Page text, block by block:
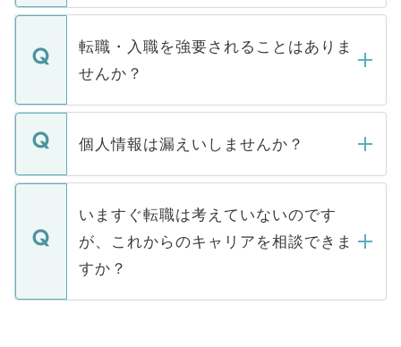
ます。通常、5営業日以内にはご連絡をせて
いただきますので、しばらくお待ちくださ
マイナビDOCTORで取り扱っている求人の
うち約3割は、Webサイトからご覧いただ
けない「非公開求人」です。非公開求人は
下記の理由によって、一般には公開してい
ません。
■応募殺到を避けるため 人気のある医療機
関を公にしてしまうと、応募が殺到する場
に、医療機関が求める条件に合った人材の
みを人材紹介会社に依頼するケースが増え
ています。
転職・入職を強要されることはありま
せんか？
転職・入職を強要することは一切ありませ
ん。また、仮に応募先から内定をいただい
定を承諾する必要はありません。内定先へ
の辞退の連絡はキャリアパートナーが行い
個人情報は漏えいしませんか？
個人情報が漏えいすることはありませんの
で、ご安心ください。当サイトからの登録
などで収集したご登録者様の個人情報は、
ご本人のキャリアアップおよび転職活動の
支援を目的に使用いたします。お預かりし
ているすべての個人データはご本人の許可
いますぐ転職は考えていないのです
が、これからのキャリアを相談できま
すか？